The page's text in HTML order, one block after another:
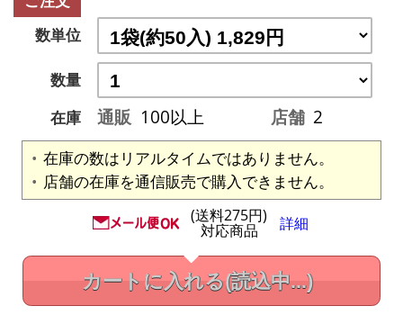
数単位
数量
在庫
通販 100以上 店舗 2
在庫の数はリアルタイムではありません。
店舗の在庫を通信販売で購入できません。
(送料275円)
対応商品 詳細
カートに入れる(読込中...)